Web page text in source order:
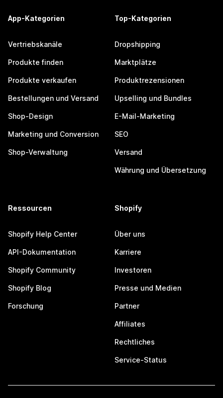
App-Kategorien
Vertriebskanäle
Produkte finden
Produkte verkaufen
Bestellungen und Versand
Shop-Design
Marketing und Conversion
Shop-Verwaltung
Top-Kategorien
Dropshipping
Marktplätze
Produktrezensionen
Upselling und Bundles
E-Mail-Marketing
SEO
Versand
Währung und Übersetzung
Ressourcen
Shopify Help Center
API-Dokumentation
Shopify Community
Shopify Blog
Forschung
Shopify
Über uns
Karriere
Investoren
Presse und Medien
Partner
Affiliates
Rechtliches
Service-Status